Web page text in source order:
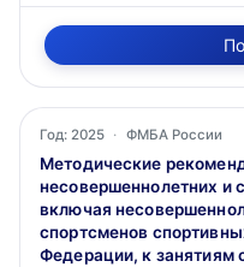
Год: 2025 · ФМБА России
Методические
несовершеннолетних и
включая
спортсменов
Федерации, к занятиям